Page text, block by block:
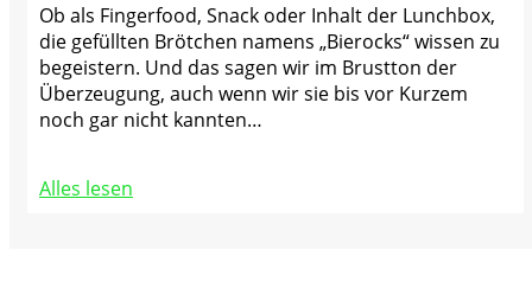
Ob als Fingerfood, Snack oder Inhalt der Lunchbox,
die gefüllten Brötchen namens „Bierocks“ wissen zu
begeistern. Und das sagen wir im Brustton der
Überzeugung, auch wenn wir sie bis vor Kurzem
noch gar nicht kannten…
Alles lesen